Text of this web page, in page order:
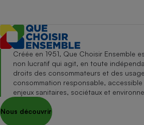
Créée en 1951, Que Choisir Ensemble
non lucratif qui agit, en toute
droits des consommateurs et des
consommation responsable,
enjeux sanitaires, sociétaux et
Nous découvrir